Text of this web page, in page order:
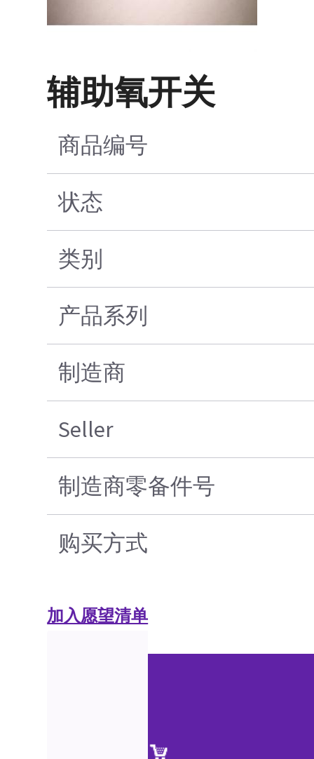
辅助氧开关
商品编号
状态
类别
产品系列
制造商
Seller
制造商零备件号
购买方式
加入愿望清单